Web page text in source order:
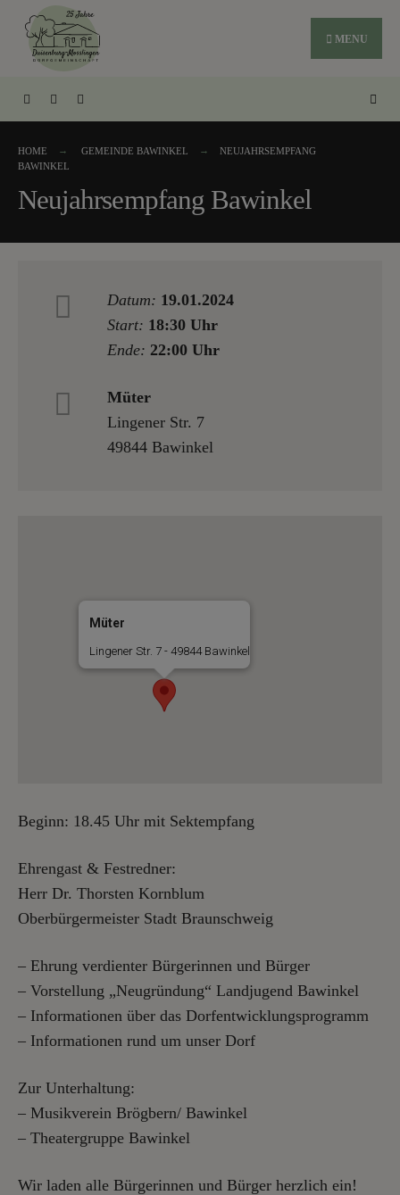
MENU
HOME GEMEINDE BAWINKEL
NEUJAHRSEMPFANG
BAWINKEL
Neujahrsempfang Bawinkel
Datum: 19.01.2024
Start: 18:30 Uhr
Ende: 22:00 Uhr
Müter
Lingener Str. 7
49844 Bawinkel
Müter
Lingener Str. 7 - 49844 Bawinkel
Beginn: 18.45 Uhr mit Sektempfang
Ehrengast & Festredner:
Herr Dr. Thorsten Kornblum
Oberbürgermeister Stadt Braunschweig
– Ehrung verdienter Bürgerinnen und Bürger
– Vorstellung „Neugründung“ Landjugend Bawinkel
– Informationen über das Dorfentwicklungsprogramm
– Informationen rund um unser Dorf
Zur Unterhaltung:
– Musikverein Brögbern/ Bawinkel
– Theatergruppe Bawinkel
Wir laden alle Bürgerinnen und Bürger herzlich ein!